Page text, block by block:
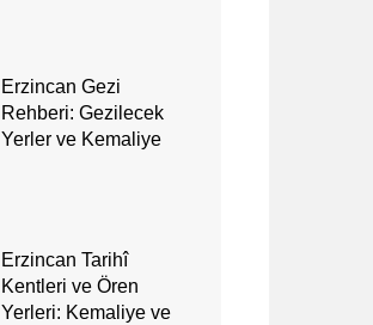
Erzincan Gezi
Rehberi: Gezilecek
Yerler ve Kemaliye
Erzincan Tarihî
Kentleri ve Ören
Yerleri: Kemaliye ve